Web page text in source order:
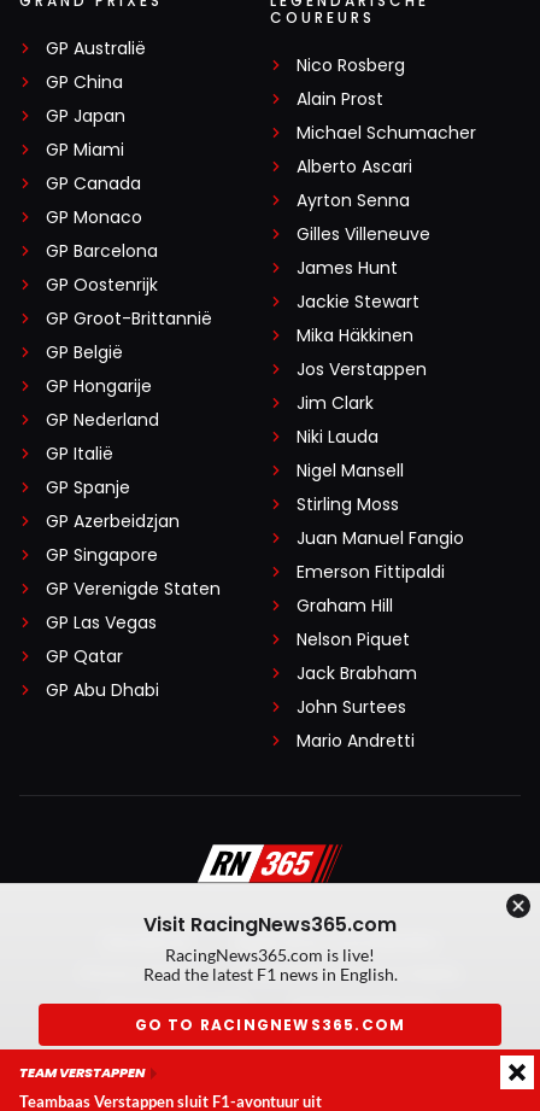
GP Australië
GP China
GP Japan
GP Miami
GP Canada
GP Monaco
GP Barcelona
GP Oostenrijk
GP Groot-Brittannië
GP België
GP Hongarije
GP Nederland
GP Italië
GP Spanje
GP Azerbeidzjan
GP Singapore
GP Verenigde Staten
GP Las Vegas
GP Qatar
GP Abu Dhabi
COUREURS
Nico Rosberg
Alain Prost
Michael Schumacher
Alberto Ascari
Ayrton Senna
Gilles Villeneuve
James Hunt
Jackie Stewart
Mika Häkkinen
Jos Verstappen
Jim Clark
Niki Lauda
Nigel Mansell
Stirling Moss
Juan Manuel Fangio
Emerson Fittipaldi
Graham Hill
Nelson Piquet
Jack Brabham
John Surtees
Mario Andretti
Algemene voorwaarden
Privacy Policy
Created by On Your Marks
Privacy manager
Kansspeluitingen
Visit RacingNews365.com
RacingNews365.com is live!
Read the latest F1 news in English.
GO TO RACINGNEWS365.COM
TEAM VERSTAPPEN
Teambaas Verstappen sluit F1-avontuur uit